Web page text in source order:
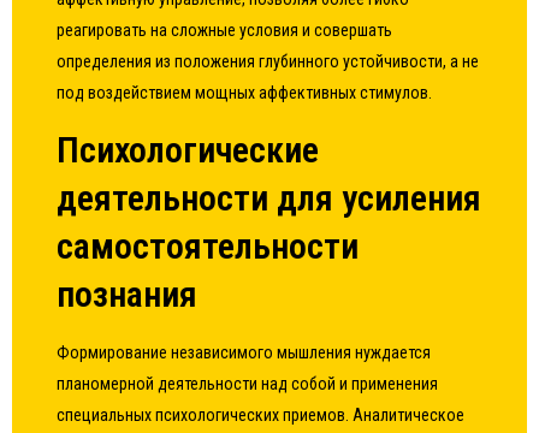
реагировать на сложные условия и совершать
определения из положения глубинного устойчивости, а не
под воздействием мощных аффективных стимулов.
Психологические
деятельности для усиления
самостоятельности
познания
Формирование независимого мышления нуждается
планомерной деятельности над собой и применения
специальных психологических приемов. Аналитическое